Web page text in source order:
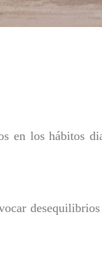
en los hábitos